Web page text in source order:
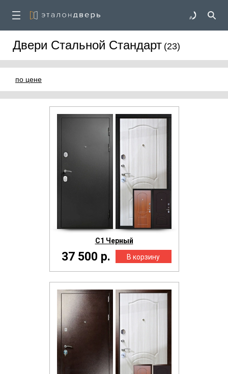
Двери Стальной Стандарт (23)
по цене
С1 Черный
37 500 р.